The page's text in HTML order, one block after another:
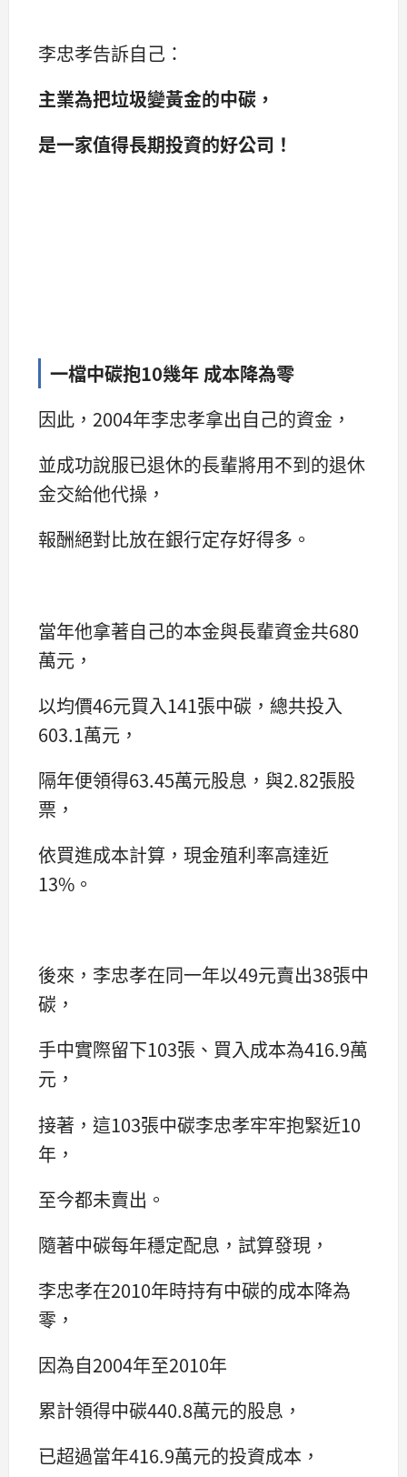
李忠孝告訴自己：
主業為把垃圾變黃金的中碳，
是一家值得長期投資的好公司！
一檔中碳抱10幾年 成本降為零
因此，2004年李忠孝拿出自己的資金，
並成功說服已退休的長輩將用不到的退休
金交給他代操，
報酬絕對比放在銀行定存好得多。
當年他拿著自己的本金與長輩資金共680
萬元，
以均價46元買入141張中碳，總共投入
603.1萬元，
隔年便領得63.45萬元股息，與2.82張股
票，
依買進成本計算，現金殖利率高達近
13%。
後來，李忠孝在同一年以49元賣出38張中
碳，
手中實際留下103張、買入成本為416.9萬
元，
接著，這103張中碳李忠孝牢牢抱緊近10
年，
至今都未賣出。
隨著中碳每年穩定配息，試算發現，
李忠孝在2010年時持有中碳的成本降為
零，
因為自2004年至2010年
累計領得中碳440.8萬元的股息，
已超過當年416.9萬元的投資成本，